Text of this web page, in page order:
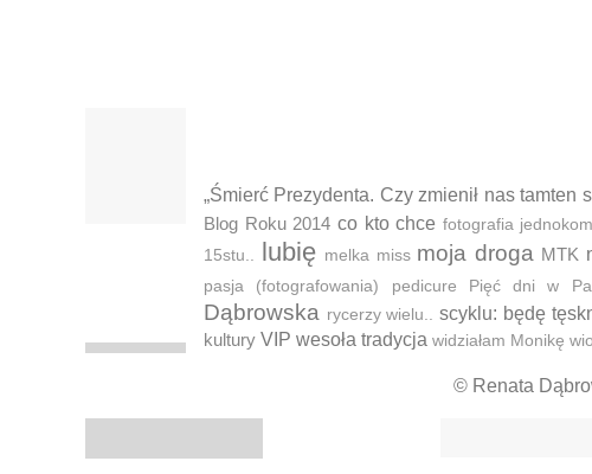
„Śmierć Prezydenta. Czy zmienił nas tamten
Blog Roku 2014 co kto chce fotografia
15stu.. lubię melka miss moja droga MTK
pasja (fotografowania) pedicure Pięć dni w
Dąbrowska rycerzy wielu.. scyklu: będę
kultury VIP wesoła tradycja widziałam Monikę
© Renata